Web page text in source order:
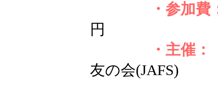
・参加費
円
・主催：
友の会(JAFS)